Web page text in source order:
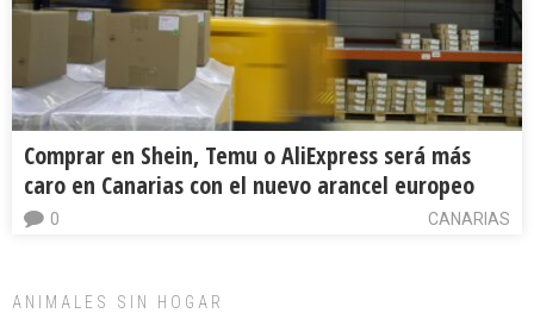
Comprar en Shein, Temu o AliExpress será más
caro en Canarias con el nuevo arancel europeo
CANARIAS
0
ANIMALES SIN HOGAR